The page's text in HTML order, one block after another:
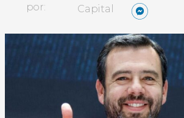
por:
Capital